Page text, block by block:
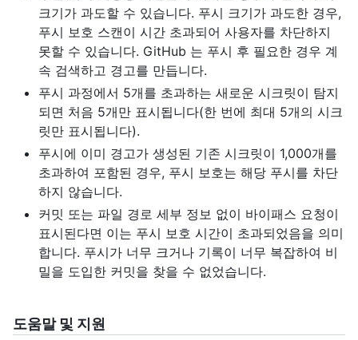
크기가 과도할 수 있습니다. 푸시 크기가 과도한 경우,
푸시 보호 스캔이 시간 초과되어 사용자를 차단하지
못할 수 있습니다. GitHub 는 푸시 후 필요한 경우 계
속 검색하고 경고를 만듭니다.
푸시 과정에서 5개를 초과하는 새로운 시크릿이 탐지
되면 처음 5개만 표시됩니다(한 번에 최대 5개의 시크
릿만 표시됩니다).
푸시에 이미 경고가 생성된 기존 시크릿이 1,000개를
초과하여 포함된 경우, 푸시 보호는 해당 푸시를 차단
하지 않습니다.
커밋 또는 파일 경로 세부 정보 없이 바이패스 요청이
표시된다면 이는 푸시 보호 시간이 초과되었음을 의미
합니다. 푸시가 너무 크거나 기록이 너무 복잡하여 비
밀을 도입한 커밋을 찾을 수 없었습니다.
도움말 및 지원